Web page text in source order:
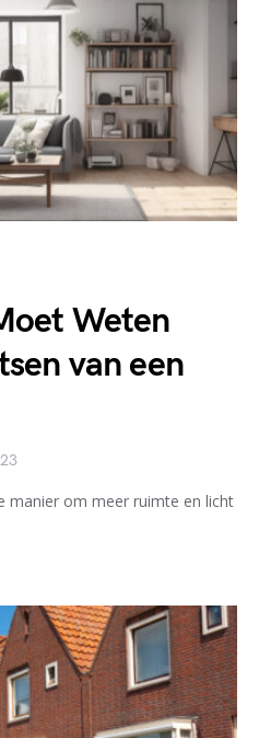
Weten
van een
manier om meer ruimte en licht